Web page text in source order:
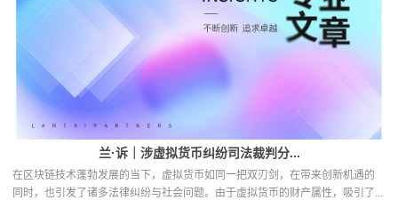
兰·诉｜涉虚拟货币纠纷司法裁判分...
在区块链技术蓬勃发展的当下，虚拟货币如同一把双刃剑，在带来创新机遇的
同时，也引发了诸多法律纠纷与社会问题。由于虚拟货币的财产属性，吸引了...